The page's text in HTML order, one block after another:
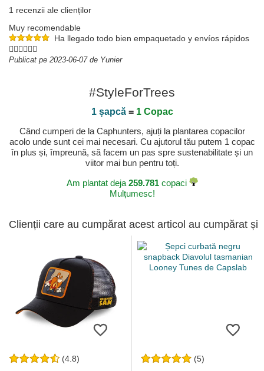
1 recenzii ale clienților
Muy recomendable
Ha llegado todo bien empaquetado y envíos rápidos
👌🏻👌🏻👌🏻
Publicat pe 2023-06-07 de Yunier
#StyleForTrees
1 șapcă= 1 Copac
Când cumperi de la Caphunters, ajuți la plantarea copacilor
acolo unde sunt cei mai necesari. Cu ajutorul tău putem 1 copac
în plus și, împreună, să facem un pas spre sustenabilitate și un
viitor mai bun pentru toți.
Am plantat deja 259.781copaci
Mulțumesc!
Clienții care au cumpărat acest articol au cumpărat și
(4.8) (5)